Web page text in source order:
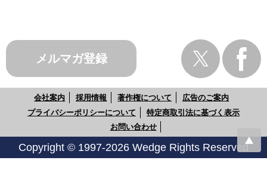
メルマガ登録
会社案内 採用情報 著作権について
広告のご案内
プライバシーポリシーについて
特定商取引法に基づく表示
お問い合わせ
Copyright © 1997-2026 Wedge Rights Reserved